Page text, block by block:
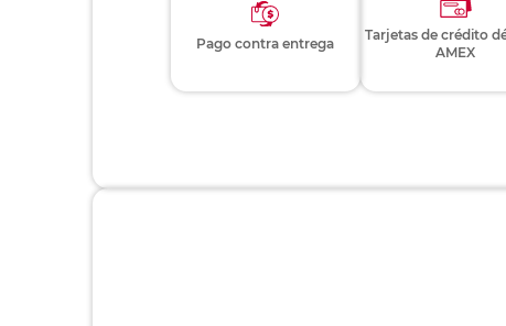
Pago contra entrega
Tarjetas de crédito
AMEX